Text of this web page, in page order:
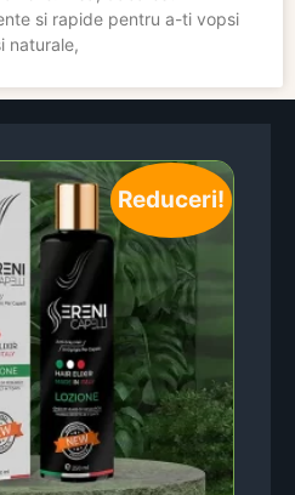
si rapide pentru a-ti vopsi
naturale,
Reduceri!